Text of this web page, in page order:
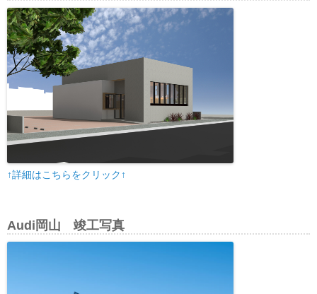
↑詳細はこちらをクリック↑
Audi岡山 竣工写真